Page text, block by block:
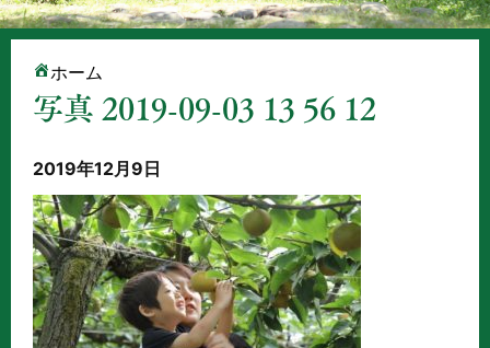
ホーム
写真 2019-09-03 13 56 12
2019年12月9日